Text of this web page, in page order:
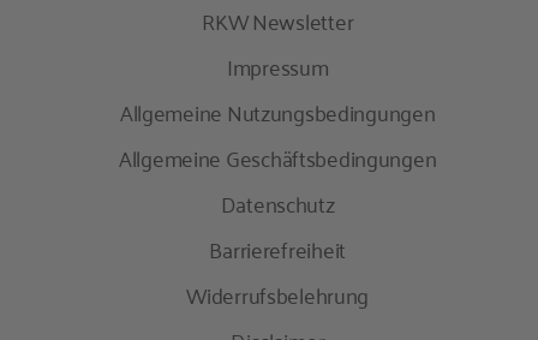
RKW Newsletter
Impressum
Allgemeine Nutzungsbedingungen
Allgemeine Geschäftsbedingungen
Datenschutz
Barrierefreiheit
Widerrufsbelehrung